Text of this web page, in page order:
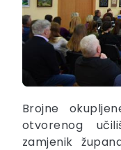
Brojne
otvorenog
zamjenik